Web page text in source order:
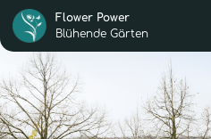
Flower Power
Blühende Gärten